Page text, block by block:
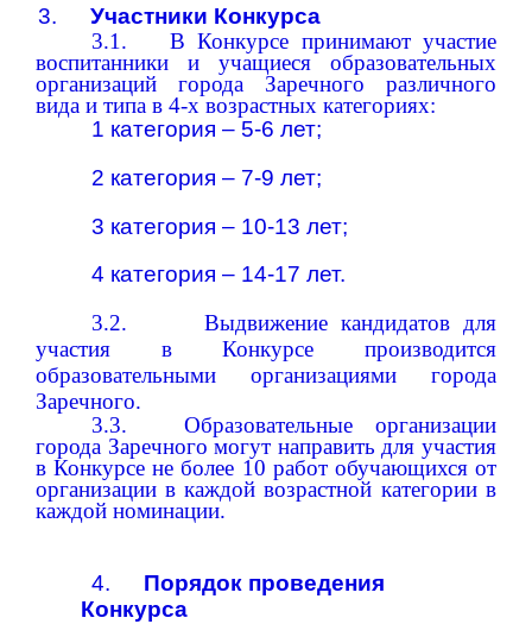
3. Участники Конкурса
3.1.
В Конкурсе принимают участие
воспитанники и учащиеся образовательных
организаций города Заречного различного
вида и типа в 4-х возрастных категориях:
1 категория – 5-6 лет;
2 категория – 7-9 лет;
3 категория – 10-13 лет;
4 категория – 14-17 лет.
3.2.
Выдвижение кандидатов для
участия
в Конкурсе
производится
образовательными
организациями
города
Заречного.
3.3.
Образовательные организации
города Заречного могут направить для участия
в Конкурсе не более 10 работ обучающихся от
организации в каждой возрастной категории в
каждой номинации.
4. Порядок проведения
Конкурса